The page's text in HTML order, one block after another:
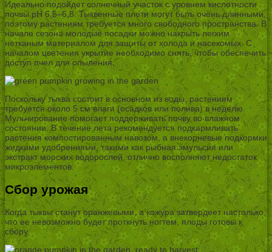
Идеально подойдет солнечный участок с уровнем кислотности
почвы pH 6,5–6,8. Тыквенные плети могут быть очень длинными,
поэтому растениям требуется много свободного пространства. В
начале сезона молодые посадки можно накрыть легким
нетканым материалом для защиты от холода и насекомых. С
началом цветения укрытие необходимо снять, чтобы обеспечить
доступ пчел для опыления.
Поскольку тыква состоит в основном из воды, растениям
требуется около 5 см влаги (осадков или полива) в неделю.
Мульчирование помогает поддерживать почву во влажном
состоянии. В течение лета рекомендуется подкармливать
растения компостированным навозом, а внекорневые подкормки
жидкими удобрениями, такими как рыбная эмульсия или
экстракт морских водорослей, отлично восполняют недостаток
микроэлементов.
Сбор урожая
Когда тыквы станут оранжевыми, а кожура затвердеет настолько,
что ее невозможно будет проткнуть ногтем, плоды готовы к
сбору.